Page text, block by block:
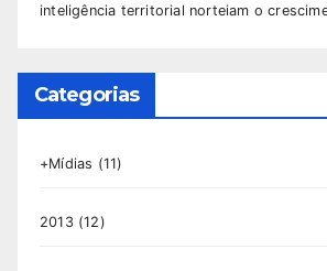
inteligência territorial norteiam o
Categorias
+Mídias (11)
2013(12)